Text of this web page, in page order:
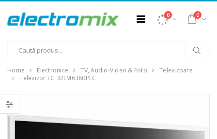
0 0
Home Electronice TV, Audio-Video & Foto
Televizoare
Televizor LG 32LM6380PLC